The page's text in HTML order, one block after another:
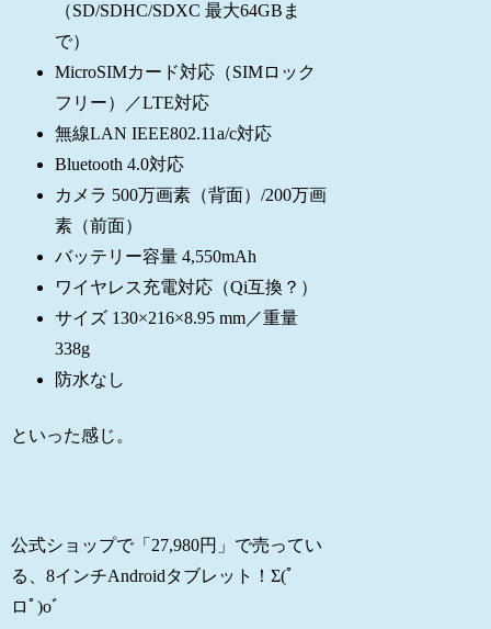
（SD/SDHC/SDXC 最大64GBま
で）
MicroSIMカード対応（SIMロック
フリー）／LTE対応
無線LAN IEEE802.11a/c対応
Bluetooth 4.0対応
カメラ 500万画素（背面）/200万画
素（前面）
バッテリー容量 4,550mAh
ワイヤレス充電対応（Qi互換？）
サイズ 130×216×8.95 mm／重量
338g
防水なし
といった感じ。
公式ショップで「27,980円」で売ってい
る、8インチAndroidタブレット！Σ(ﾟ
ロﾟ)oﾞ